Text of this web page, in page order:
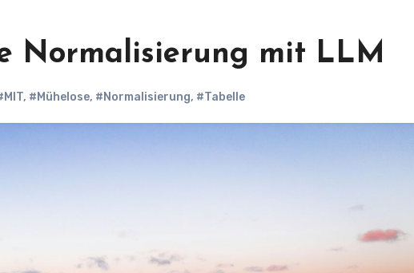
Normalisierung mit LLM
, #Mühelose, #Normalisierung, #Tabelle